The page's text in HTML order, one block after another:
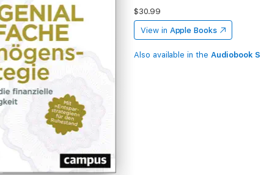
$30.99
View in Apple Books
Also available in the Audiobook